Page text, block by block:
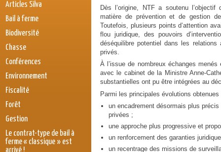
Dès l’origine, NTF a soutenu
matière de prévention et de gestion
Toutefois, plusieurs points d’attention
flou juridique, des pouvoirs
déséquilibre potentiel dans les
privés.
À l’issue de nombreux échanges
avec le cabinet de la Ministre Anne-
substantielles ont pu être intégrées au
Parmi les principales évolutions obtenues
un encadrement désormais plus précis
privées ;
une approche plus progressive et
un renforcement des garanties
un recentrage des missions de
Articles Silva
Bail à ferme
Biodiversité
Chasse
Conférences
Environnement
Fiscalité
Forêt
Gestion
Le contrat-type de bail à
ferme « classique » est
arrivé !